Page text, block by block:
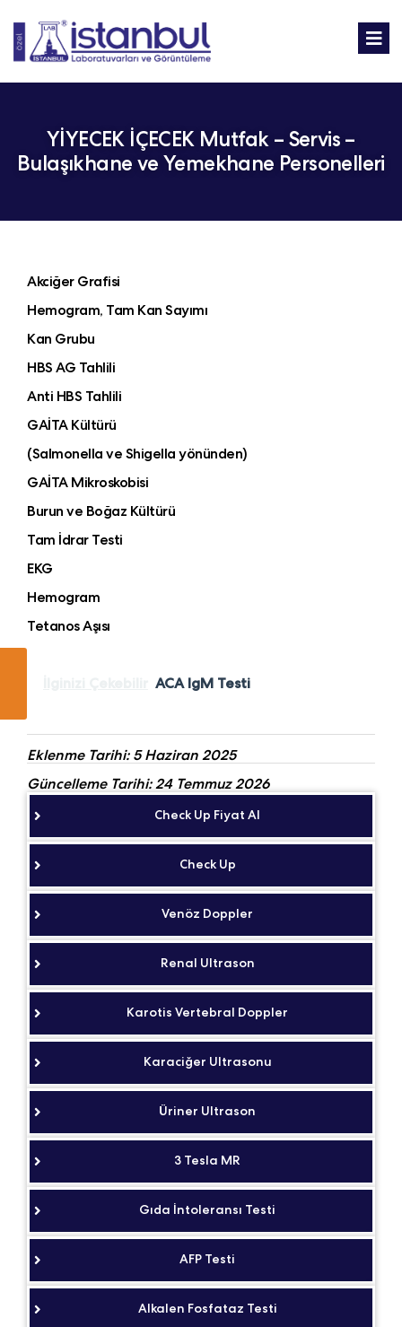
YİYECEK İÇECEK Mutfak – Servis –
Bulaşıkhane ve Yemekhane Personelleri
Akciğer Grafisi
Hemogram, Tam Kan Sayımı
Kan Grubu
HBS AG Tahlili
Anti HBS Tahlili
GAİTA Kültürü
(Salmonella ve Shigella yönünden)
GAİTA Mikroskobisi
Burun ve Boğaz Kültürü
Tam İdrar Testi
EKG
Hemogram
Tetanos Aşısı
ACA IgM Testi
Eklenme Tarihi: 5 Haziran 2025
Güncelleme Tarihi: 24 Temmuz 2026
Check Up Fiyat Al
Check Up
Venöz Doppler
Renal Ultrason
Karotis Vertebral Doppler
Karaciğer Ultrasonu
Üriner Ultrason
3 Tesla MR
Gıda İntoleransı Testi
AFP Testi
Alkalen Fosfataz Testi